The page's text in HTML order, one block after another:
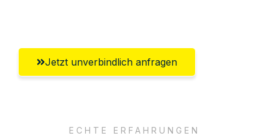
Jetzt unverbindlich anfragen
ECHTE ERFAHRUNGEN